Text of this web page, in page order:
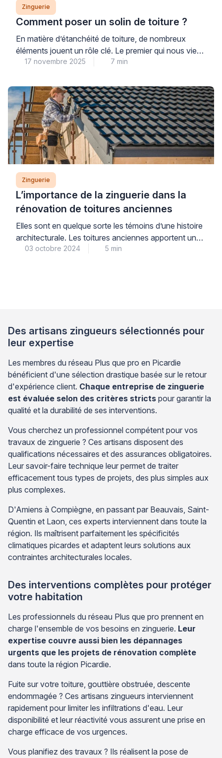
Zinguerie
Comment poser un solin de toiture ?
En matière d’étanchéité de toiture, de nombreux
éléments jouent un rôle clé. Le premier qui nous vient
en tête est généralement le revêtement de
acier. Viennent ensuite les pièces de zinguerie, telles
que gouttières et chéneaux, puis le faîtage, les
arêtiers ou les rives. Pourtant, pour éviter […]
17 novembre 2025 7 min
Zinguerie
L’importance de la zinguerie dans la
rénovation de toitures anciennes
Elles sont en quelque sorte les témoins d’une histoire
architecturale. Les toitures anciennes apportent un
cachet unique à un bâtiment. Mais pour conserver
03 octobre 2024 5 min
Des artisans zingueurs sélectionnés pour
leur expertise
Les membres du réseau Plus que pro en Picardie
bénéficient d'une sélection drastique basée sur le retour
d'expérience client. Chaque entreprise de zinguerie
est évaluée selon des critères stricts pour garantir la
qualité et la durabilité de ses interventions.
Vous cherchez un professionnel compétent pour vos
travaux de zinguerie ? Ces artisans disposent des
qualifications nécessaires et des assurances obligatoires.
Leur savoir-faire technique leur permet de traiter
efficacement tous types de projets, des plus simples aux
plus complexes.
D'Amiens à Compiègne, en passant par Beauvais, Saint-
Quentin et Laon, ces experts interviennent dans toute la
région. Ils maîtrisent parfaitement les spécificités
climatiques picardes et adaptent leurs solutions aux
contraintes architecturales locales.
Des interventions complètes pour protéger
votre habitation
Les professionnels du réseau Plus que pro prennent en
charge l'ensemble de vos besoins en zinguerie. Leur
expertise couvre aussi bien les dépannages
urgents que les projets de rénovation complète
dans toute la région Picardie.
Fuite sur votre toiture, gouttière obstruée, descente
endommagée ? Ces artisans zingueurs interviennent
rapidement pour limiter les infiltrations d'eau. Leur
disponibilité et leur réactivité vous assurent une prise en
charge efficace de vos urgences.
Vous planifiez des travaux ? Ils réalisent la pose de